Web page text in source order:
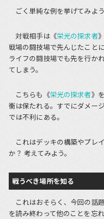
ごく単純な例を挙げてみよう
対戦相手は《栄光の探求者
戦場の闘技場で先んじたこと
ライフの闘技場でも先を行か
てしまう。
こちらも《栄光の探求者》
衡は保たれる。すでにダメー
では不利にある。
これはデッキの構築やプレ
か？ 考えてみよう。
戦うべき場所を知る
これはおそらく、今回の話
を読み終わって他のことを忘